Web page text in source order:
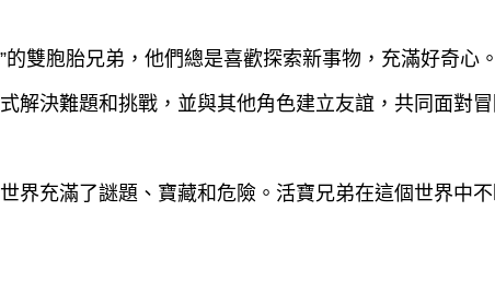
的雙胞胎兄弟，他們總是喜歡探索新事物，充滿好奇心。
解決難題和挑戰，並與其他角色建立友誼，共同面對冒
界充滿了謎題、寶藏和危險。活寶兄弟在這個世界中